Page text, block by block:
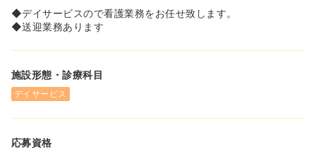
◆デイサービスので看護業務をお任せ致します。
◆送迎業務あります
施設形態・診療科目
デイサービス
応募資格